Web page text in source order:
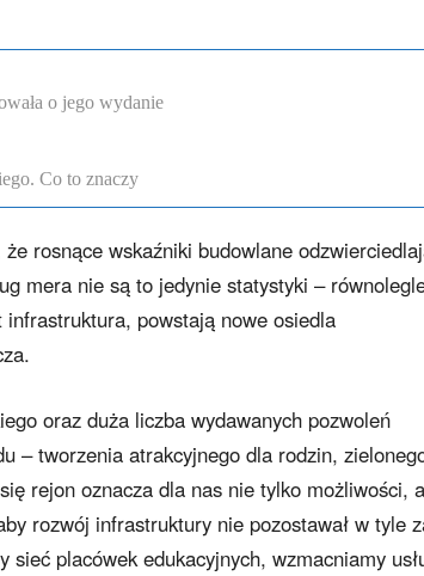
o jego wydanie
Co to znaczy
rosnące wskaźniki budowlane
mera nie są to jedynie statystyki –
powstają nowe osiedla
oraz duża liczba wydawanych pozwoleń
– tworzenia atrakcyjnego dla rodzin,
rejon oznacza dla nas nie tylko możliwości,
rozwój infrastruktury nie pozostawał w tyle
placówek edukacyjnych, wzmacniamy